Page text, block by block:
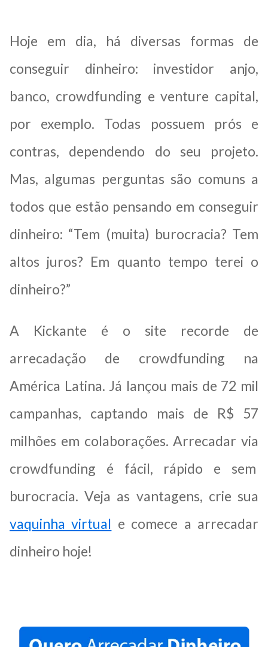
Hoje em dia, há diversas formas de
conseguir dinheiro: investidor anjo,
banco, crowdfunding e venture capital,
por exemplo. Todas possuem prós e
contras, dependendo do seu projeto.
Mas, algumas perguntas são comuns a
todos que estão pensando em conseguir
dinheiro: “Tem (muita) burocracia? Tem
altos juros? Em quanto tempo terei o
dinheiro?”
A Kickante é o site recorde de
arrecadação de crowdfunding na
América Latina. Já lançou mais de 72 mil
campanhas, captando mais de R$ 57
milhões em colaborações. Arrecadar via
crowdfunding é fácil, rápido e sem
burocracia. Veja as vantagens, crie sua
vaquinha virtual e comece a arrecadar
dinheiro hoje!